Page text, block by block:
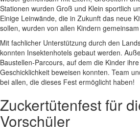
Stationen wurden Groß und Klein sportlich
Einige Leinwände, die in Zukunft das neue
sollen, wurden von allen Kindern
Mit fachlicher Unterstützung durch den
konnten Insektenhotels gebaut werden.
Baustellen-Parcours, auf dem die Kinder
Geschicklichkeit beweisen konnten. Team
bei allen, die dieses Fest ermöglicht haben!
Zuckertütenfest für
Vorschüler